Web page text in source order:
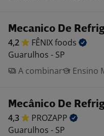
Mecanico De
4,2 FÊNIXfoods
Guarulhos - SP
A combinar
Ensino
Mecânico De
4,3
PROZAPP
Guarulhos - SP